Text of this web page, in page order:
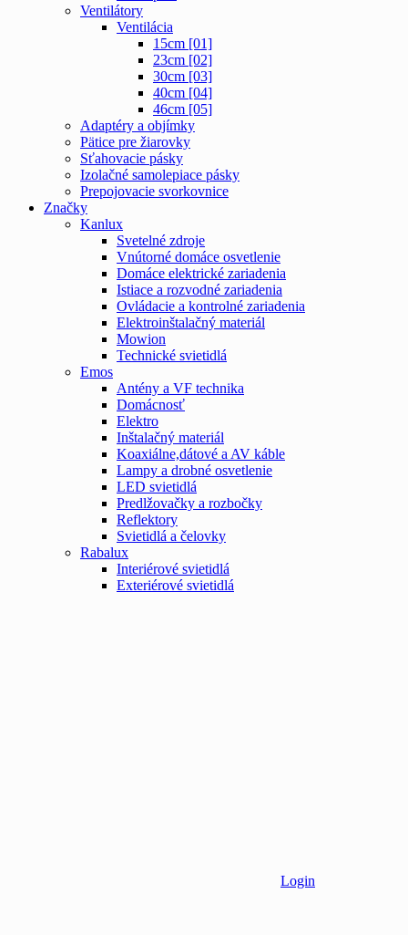
Ventilátory
Ventilácia
15cm [01]
23cm [02]
30cm [03]
40cm [04]
46cm [05]
Adaptéry a objímky
Pätice pre žiarovky
Sťahovacie pásky
Izolačné samolepiace pásky
Prepojovacie svorkovnice
Značky
Kanlux
Svetelné zdroje
Vnútorné domáce osvetlenie
Domáce elektrické zariadenia
Istiace a rozvodné zariadenia
Ovládacie a kontrolné zariadenia
Elektroinštalačný materiál
Mowion
Technické svietidlá
Emos
Antény a VF technika
Domácnosť
Elektro
Inštalačný materiál
Koaxiálne,dátové a AV káble
Lampy a drobné osvetlenie
LED svietidlá
Predlžovačky a rozbočky
Reflektory
Svietidlá a čelovky
Rabalux
Interiérové svietidlá
Exteriérové svietidlá
Login